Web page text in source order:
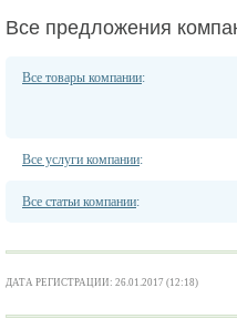
Все предложения
Все товары компании:
Все услуги компании:
Все статьи компании:
ДАТА РЕГИСТРАЦИИ: 26.01.2017 (12:18)